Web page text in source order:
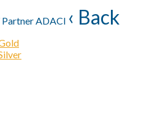
ADACI ‹ Back